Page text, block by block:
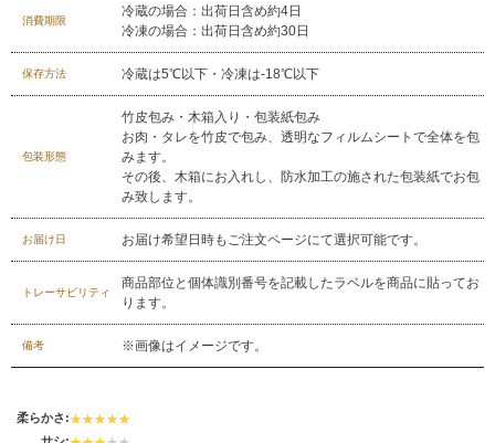
お問合せフォーム
消費期限
冷蔵の場合：出荷日含め約4日
冷凍の場合：出荷日含め約30日
保存方法 冷蔵は5℃以下・冷凍は-18℃以下
包装形態
竹皮包み・木箱入り・包装紙包み
お肉・タレを竹皮で包み、透明なフィルムシートで全体を包
みます。
その後、木箱にお入れし、防水加工の施された包装紙でお包
み致します。
お届け日 お届け希望日時もご注文ページにて選択可能です。
トレーサビリティ
商品部位と個体識別番号を記載したラベルを商品に貼ってお
ります。
備考 ※画像はイメージです。
柔らかさ: